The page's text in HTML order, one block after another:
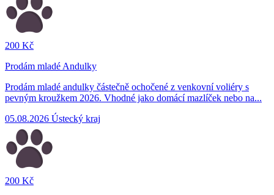
200 Kč
Prodám mladé Andulky
Prodám mladé andulky částečně ochočené z venkovní voliéry s
pevným kroužkem 2026. Vhodné jako domácí mazlíček nebo na...
05.08.2026 Ústecký kraj
200 Kč